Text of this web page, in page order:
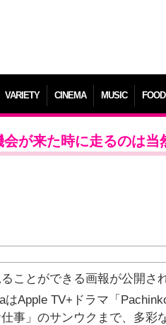
VARIETY CINEMA MUSIC FOOD
会が来た時に走るのは
ことができる画報が公開され
Apple TV+ドラマ「
事」のサンウクまで、多彩